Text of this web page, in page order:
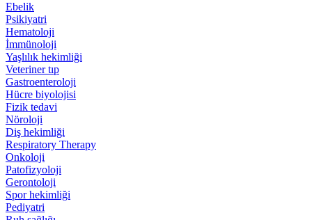
Ebelik
Psikiyatri
Hematoloji
İmmünoloji
Yaşlılık hekimliği
Veteriner tıp
Gastroenteroloji
Hücre biyolojisi
Fizik tedavi
Nöroloji
Diş hekimliği
Respiratory Therapy
Onkoloji
Patofizyoloji
Gerontoloji
Spor hekimliği
Pediyatri